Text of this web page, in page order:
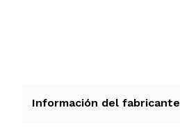
Información del fabricante